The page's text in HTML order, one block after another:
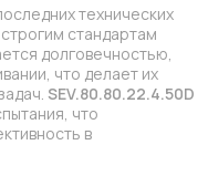
технических
стандартам
долговечностью,
что делает их
SEV.80.80.22.4.50D
что
в